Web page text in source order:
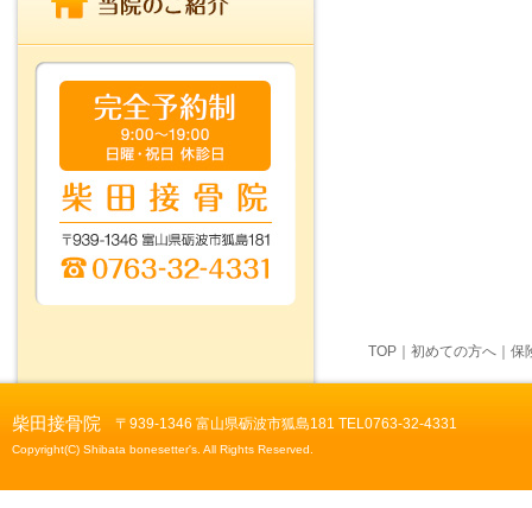
TOP 初めての方へ 保
柴田接骨院 〒939-1346 富山県砺波市狐島181 TEL0763-32-4331
Copyright(C) Shibata bonesetter's. All Rights Reserved.